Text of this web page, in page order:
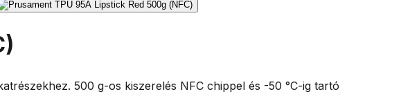
500 g-os kiszerelés NFC chippel és -50 °C-ig tartó